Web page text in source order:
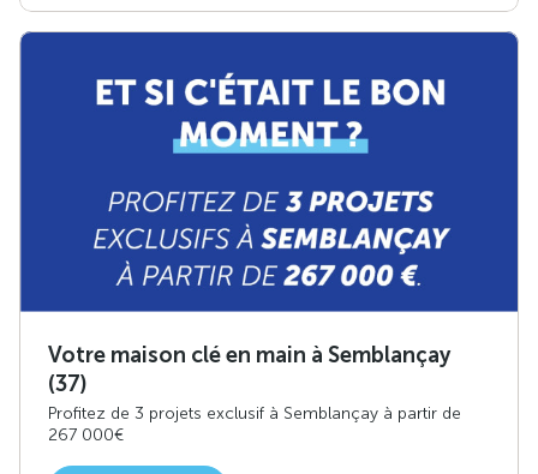
Votre maison clé en main à Semblançay
(37)
Profitez de 3 projets exclusif à Semblançay à partir de
267 000€